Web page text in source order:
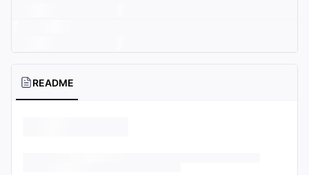
README